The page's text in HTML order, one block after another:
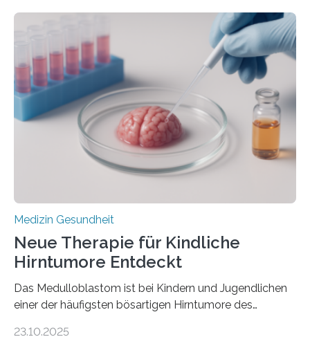
im Journal Circulation, warum der Energietransport bei
der Hypertrophen Kardiomyopathie (HCM) versagen
kann und wie sich durch eine Verringerung der
Herzbelastung und des oxidativen Stresses
Rhythmusstörungen reduzieren lassen. Würzburg. Die
hypertrophe Kardiomyopathie (HCM) ist die häufigste
erblich bedingte Herzerkrankung. Sie führt dazu, dass
sich die linke Herzkammer verdickt, der Herzmuskel zu
stark kontrahiert…
Medizin Gesundheit
Neue Therapie für Kindliche
Hirntumore Entdeckt
Das Medulloblastom ist bei Kindern und Jugendlichen
einer der häufigsten bösartigen Hirntumore des
Betroffenen können mit heutigen Methoden geheilt
23.10.2025